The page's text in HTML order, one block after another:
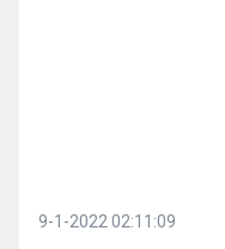
9-1-2022 02:11:09